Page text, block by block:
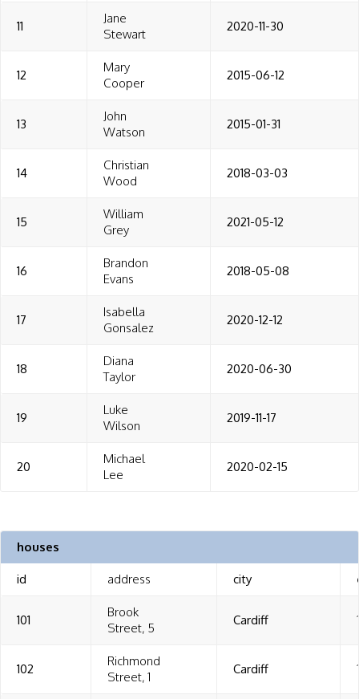
11
Jane
Stewart
2020-11-30
12
Mary
Cooper
2015-06-12
13
John
Watson
2015-01-31
14
Christian
Wood
2018-03-03
15
William
Grey
2021-05-12
16
Brandon
Evans
2018-05-08
17
Isabella
Gonsalez
2020-12-12
18
Diana
Taylor
2020-06-30
19
Luke
Wilson
2019-11-17
20
Michael
Lee
2020-02-15
houses
id address city
101
Brook
Street, 5
Cardiff
102
Richmond
Street, 1
Cardiff